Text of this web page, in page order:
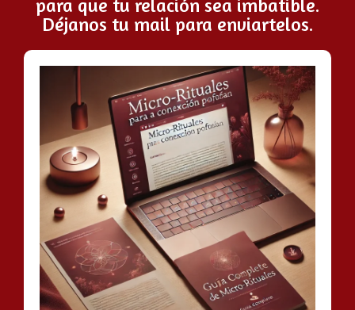
para que tu relación sea imbatible.
Déjanos tu mail para enviartelos.